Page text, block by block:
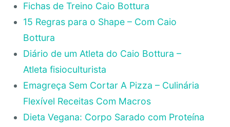
Fichas de Treino Caio Bottura
15 Regras para o Shape – Com Caio
Bottura
Diário de um Atleta do Caio Bottura –
Atleta fisioculturista
Emagreça Sem Cortar A Pizza – Culinária
Flexível Receitas Com Macros
Dieta Vegana: Corpo Sarado com Proteína